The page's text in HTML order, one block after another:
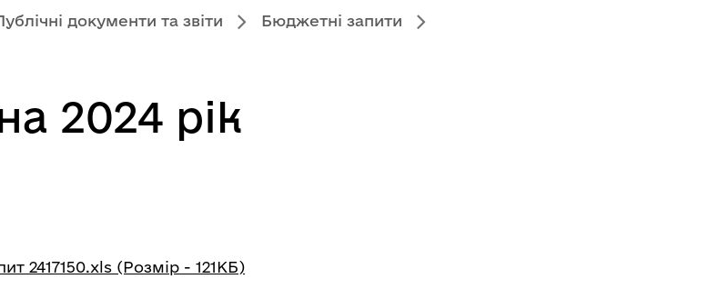
документи та звіти
Бюджетні запити
2024 рік
2417150.xls (Розмір - 121КБ)